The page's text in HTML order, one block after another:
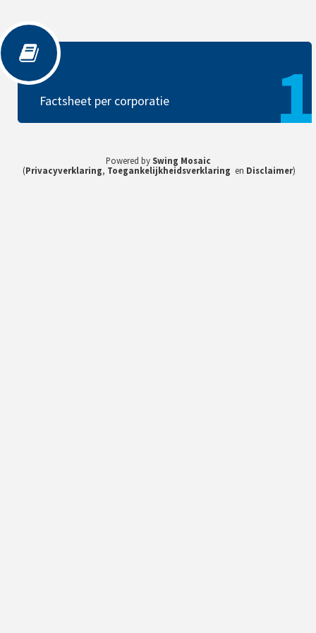
Factsheet per corporatie
Factsheet per corporatie 1
Powered by Swing Mosaic
(Privacyverklaring, Toegankelijkheidsverklaring en Disclaimer)